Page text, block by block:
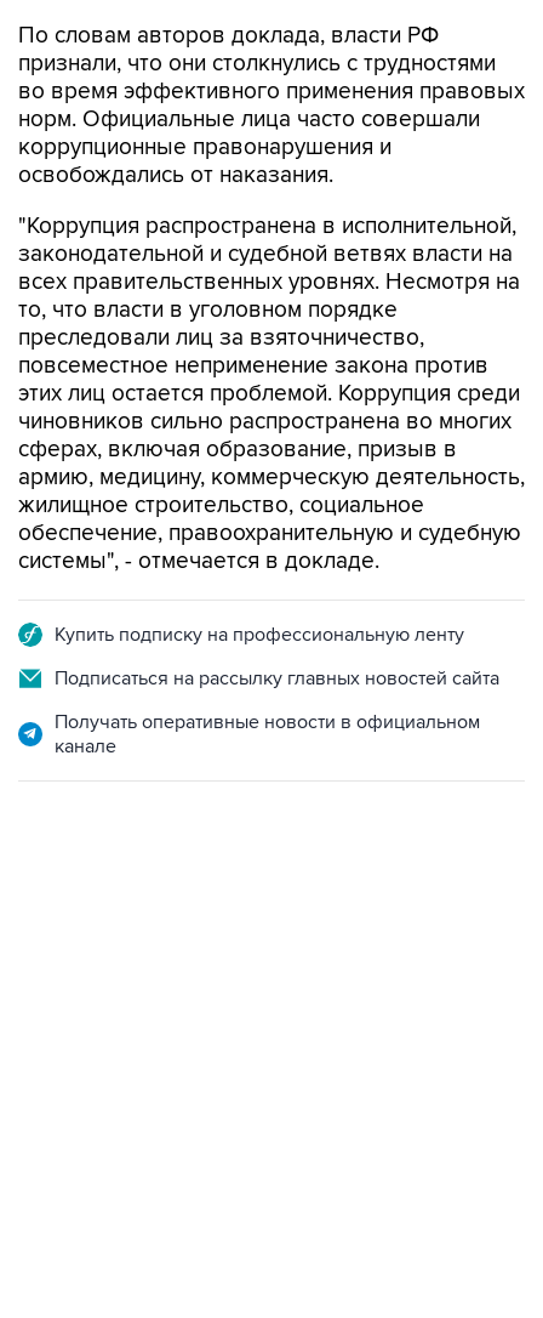
По словам авторов доклада, власти РФ
признали, что они столкнулись с трудностями
во время эффективного применения правовых
норм. Официальные лица часто совершали
коррупционные правонарушения и
освобождались от наказания.
"Коррупция распространена в исполнительной,
законодательной и судебной ветвях власти на
всех правительственных уровнях. Несмотря на
то, что власти в уголовном порядке
преследовали лиц за взяточничество,
повсеместное неприменение закона против
этих лиц остается проблемой. Коррупция среди
чиновников сильно распространена во многих
сферах, включая образование, призыв в
армию, медицину, коммерческую деятельность,
жилищное строительство, социальное
обеспечение, правоохранительную и судебную
системы", - отмечается в докладе.
Купить подписку на профессиональную ленту
Подписаться на рассылку главных новостей сайта
Получать оперативные новости в официальном
канале